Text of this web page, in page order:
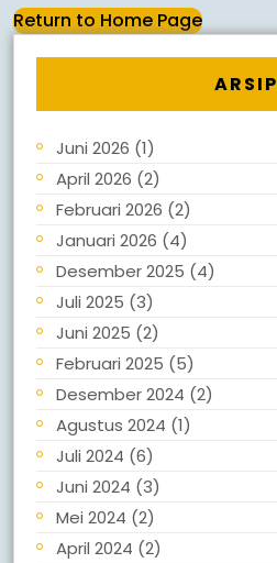
Return to Home Page
ARSIP
Juni 2026 (1)
April 2026 (2)
Februari 2026 (2)
Januari 2026 (4)
Desember 2025 (4)
Juli 2025 (3)
Juni 2025 (2)
Februari 2025 (5)
Desember 2024 (2)
Agustus 2024 (1)
Juli 2024 (6)
Juni 2024 (3)
Mei 2024 (2)
April 2024 (2)